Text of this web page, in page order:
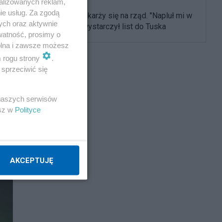
Olbrychski skarży się na rząd. "Napluł mi w
twarz", ale wystarczył list do Tuska
usług. Za zgodą
oraz aktywnie
prosimy o
i zawsze możesz
rogu strony
.
się
serwisów
w Polityce
AKCEPTUJĘ